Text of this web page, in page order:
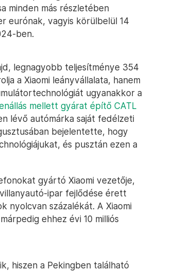
minden más részletében
eurónak, vagyis körülbelül 14
ben.
legnagyobb teljesítménye 354
a Xiaomi leányvállalata, hanem
ugyanakkor a
mellett gyárat építő CATL
lévő autómárka saját fedélzeti
bejelentette, hogy
és pusztán ezen a
gyártó Xiaomi vezetője,
ipar fejlődése érett
nyolcvan százalékát. A Xiaomi
ehhez évi 10 milliós
hiszen a Pekingben található